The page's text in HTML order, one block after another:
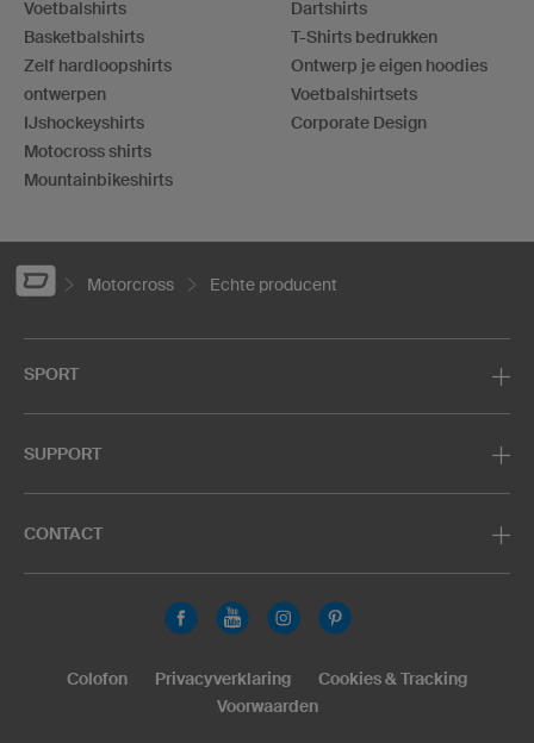
Voetbalshirts
Basketbalshirts
Zelf hardloopshirts
ontwerpen
IJshockeyshirts
Motocross shirts
Mountainbikeshirts
Dartshirts
T-Shirts bedrukken
Ontwerp je eigen hoodies
Voetbalshirtsets
Corporate Design
Motorcross Echte producent
SPORT
SUPPORT
CONTACT
Colofon Privacyverklaring
Cookies & Tracking
Voorwaarden